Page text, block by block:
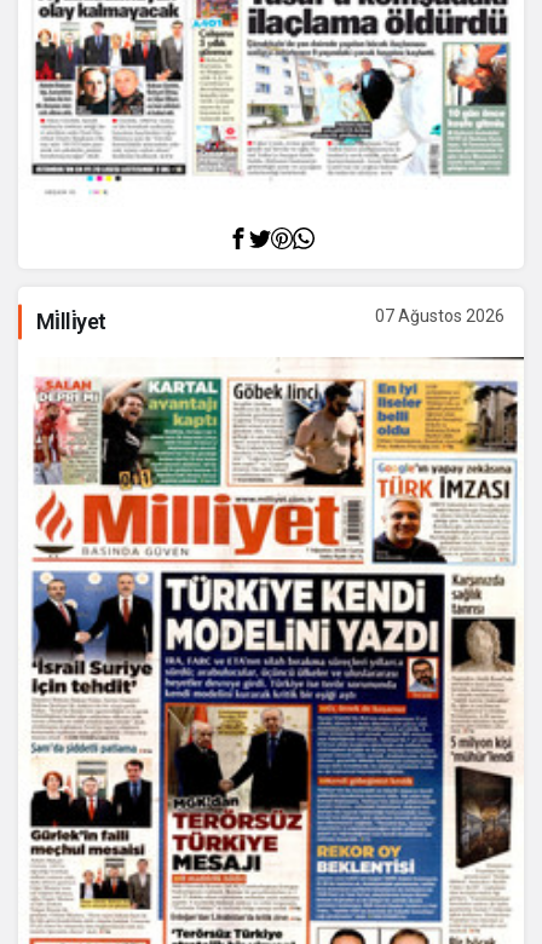
Mi̇lli̇yet 07 Ağustos 2026